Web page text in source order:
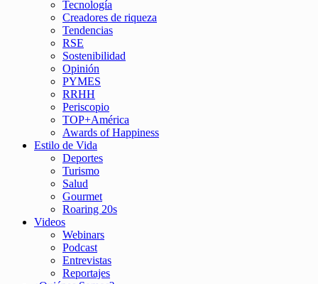
Tecnología
Creadores de riqueza
Tendencias
RSE
Sostenibilidad
Opinión
PYMES
RRHH
Periscopio
TOP+América
Awards of Happiness
Estilo de Vida
Deportes
Turismo
Salud
Gourmet
Roaring 20s
Videos
Webinars
Podcast
Entrevistas
Reportajes